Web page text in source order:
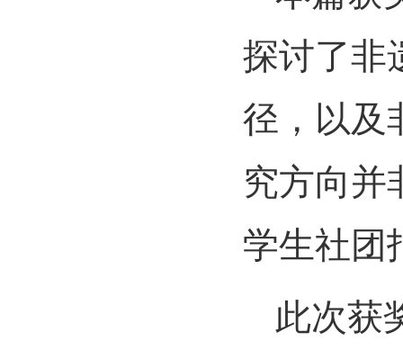
探讨了非
径，以及
究方向并
学生社团
此次获